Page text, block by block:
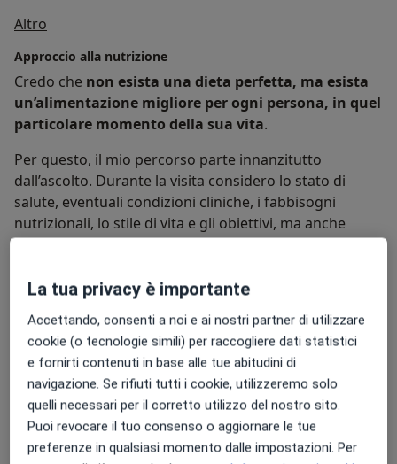
Altro
Approccio alla nutrizione
Credo che non esista una dieta perfetta, ma esista
un’alimentazione migliore per ogni persona, in quel
particolare momento della sua vita.
Per questo, il mio percorso parte innanzitutto
dall’ascolto. Durante la visita considero lo stato di
salute, eventuali condizioni cliniche, i fabbisogni
nutrizionali, lo stile di vita e gli obiettivi, ma anche
aspetti molto concreti della quotidianità:i gusti e le
disposizione per cucinare, le capacità in cucina e il
Non parto quindi da uno schema predefinito da
adattare alla persona, ma dalla persona stessa.
Insieme analizziamo le abitudini già presenti,
individuando ciò che funziona e può essere
mantenuto e, allo stesso tempo, gli aspetti sui quali è
possibile lavorare per raggiungere gli obiettivi
desiderati.
La tua privacy è importante
Accettando, consenti a noi e ai nostri partner di utilizzare
cookie (o tecnologie simili) per raccogliere dati statistici
e fornirti contenuti in base alle tue abitudini di
navigazione. Se rifiuti tutti i cookie, utilizzeremo solo
quelli necessari per il corretto utilizzo del nostro sito.
Puoi revocare il tuo consenso o aggiornare le tue
preferenze in qualsiasi momento dalle impostazioni. Per